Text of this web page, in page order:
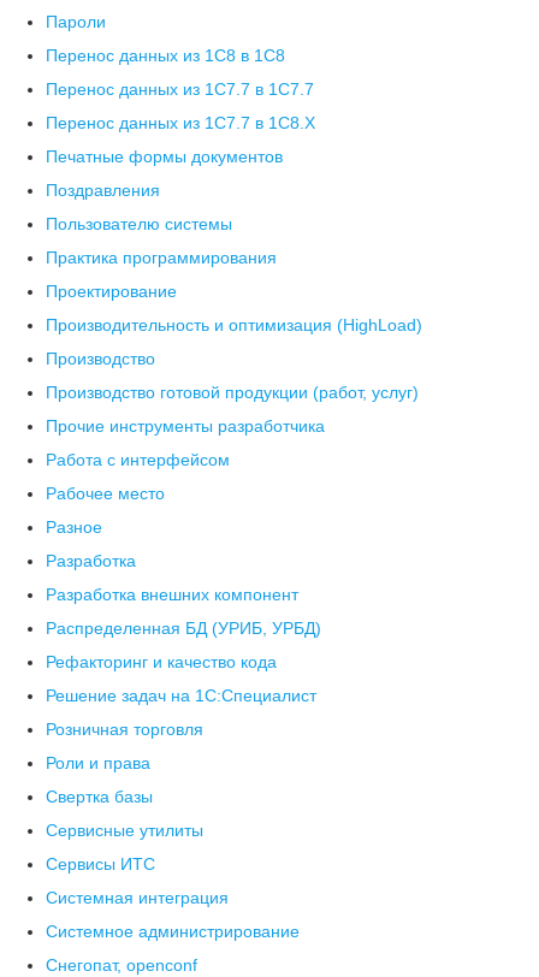
Пароли
Перенос данных из 1C8 в 1C8
Перенос данных из 1С7.7 в 1C7.7
Перенос данных из 1С7.7 в 1C8.X
Печатные формы документов
Поздравления
Пользователю системы
Практика программирования
Проектирование
Производительность и оптимизация (HighLoad)
Производство
Производство готовой продукции (работ, услуг)
Прочие инструменты разработчика
Работа с интерфейсом
Рабочее место
Разное
Разработка
Разработка внешних компонент
Распределенная БД (УРИБ, УРБД)
Рефакторинг и качество кода
Решение задач на 1С:Специалист
Розничная торговля
Роли и права
Свертка базы
Сервисные утилиты
Сервисы ИТС
Системная интеграция
Системное администрирование
Снегопат, openconf